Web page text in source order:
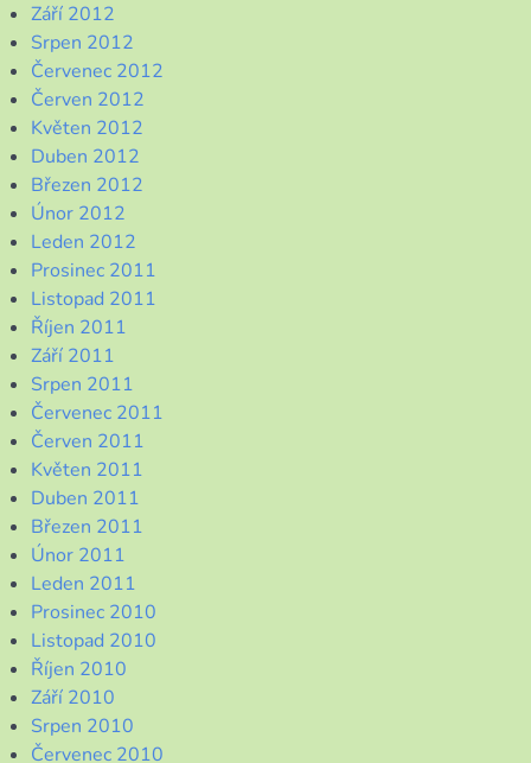
Září 2012
Srpen 2012
Červenec 2012
Červen 2012
Květen 2012
Duben 2012
Březen 2012
Únor 2012
Leden 2012
Prosinec 2011
Listopad 2011
Říjen 2011
Září 2011
Srpen 2011
Červenec 2011
Červen 2011
Květen 2011
Duben 2011
Březen 2011
Únor 2011
Leden 2011
Prosinec 2010
Listopad 2010
Říjen 2010
Září 2010
Srpen 2010
Červenec 2010